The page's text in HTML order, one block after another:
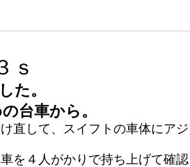
ｓ
た。
台車から。
直して、スイフトの車体にア
を４人がかりで持ち上げて確認